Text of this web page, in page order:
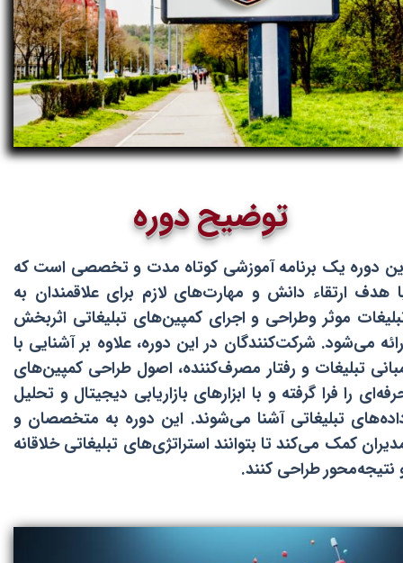
دوره یک برنامه آموزشی کوتاه مدت و تخصصی است که
هدف ارتقاء دانش و مهارت‌های لازم برای علاقمندان به
موثر وطراحی و اجرای کمپین‌های تبلیغاتی اثربخش
می‌شود. شرکت‌کنندگان در این دوره، علاوه بر آشنایی با
تبلیغات و رفتار مصرف‌کننده، اصول طراحی کمپین‌های
را فرا گرفته و با ابزارهای بازاریابی دیجیتال و تحلیل
تبلیغاتی آشنا می‌شوند. این دوره به متخصصان و
کمک می‌کند تا بتوانند استراتژی‌های تبلیغاتی خلاقانه
نتیجه‌محور طراحی کنند.​​​​​​​
توضیح دوره